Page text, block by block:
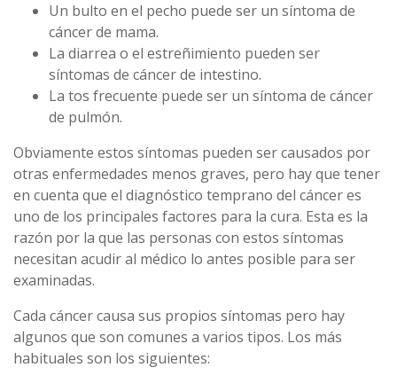
Un bulto en el pecho puede ser un síntoma de
cáncer de mama.
La diarrea o el estreñimiento pueden ser
síntomas de cáncer de intestino.
La tos frecuente puede ser un síntoma de cáncer
de pulmón.
Obviamente estos síntomas pueden ser causados por
otras enfermedades menos graves, pero hay que tener
en cuenta que el diagnóstico temprano del cáncer es
uno de los principales factores para la cura. Esta es la
razón por la que las personas con estos síntomas
necesitan acudir al médico lo antes posible para ser
examinadas.
Cada cáncer causa sus propios síntomas pero hay
algunos que son comunes a varios tipos. Los más
habituales son los siguientes: